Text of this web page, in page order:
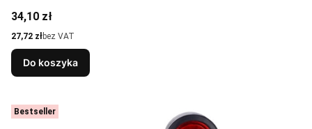
Cena
34,10 zł
Cena
27,72 złbez VAT
Do koszyka
Bestseller